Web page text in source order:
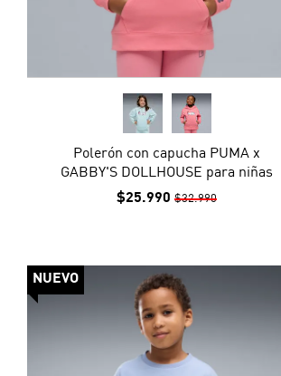
Polerón con capucha PUMA x
GABBY'S DOLLHOUSE para niñas
$25.990 $32.990
NUEVO